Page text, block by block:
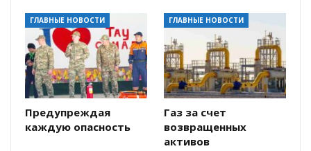
ГЛАВНЫЕ НОВОСТИ
Предупреждая
каждую опасность
ГЛАВНЫЕ НОВОСТИ
Газ за счет
возвращенных
активов